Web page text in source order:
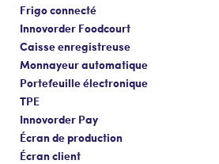
Frigo connecté
Innovorder Foodcourt
Caisse enregistreuse
Monnayeur automatique
Portefeuille électronique
TPE
Innovorder Pay
Écran de production
Écran client